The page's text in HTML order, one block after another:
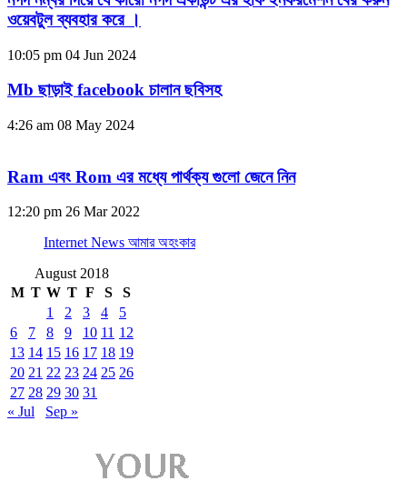
ওয়েবটুল ব্যবহার করে ।
10:05 pm 04 Jun 2024
Mb ছাড়াই facebook চালান ছবিসহ
4:26 am 08 May 2024
Ram এবং Rom এর মধ্যে পার্থক্য গুলো জেনে নিন
12:20 pm 26 Mar 2022
Internet News আমার অহংকার
August 2018
M T W T F S
S
1
2 3 4
5
6
7 8 9 10 11 12
13 14 15 16 17 18 19
20 21 22 23 24 25 26
27 28 29 30 31
« Jul
Sep »